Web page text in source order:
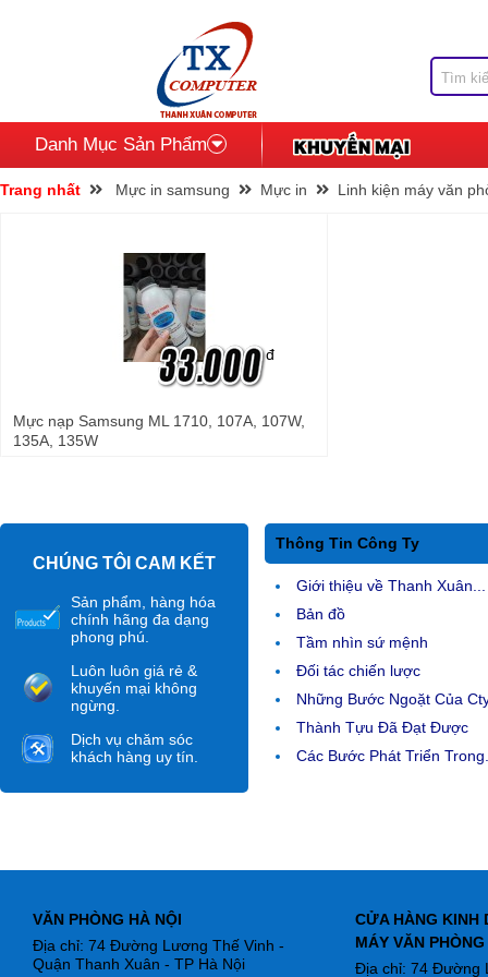
Danh Mục Sản Phẩm
Trang nhất Mực in samsung Mực in Linh kiện máy văn
đ
Mực nạp Samsung ML 1710, 107A, 107W,
135A, 135W
CHÚNG TÔI CAM KẾT
Sản phẩm, hàng hóa
chính hãng đa dạng
phong phú.
Luôn luôn giá rẻ &
khuyến mại không
ngừng.
Dịch vụ chăm sóc
khách hàng uy tín.
Thông Tin Công Ty
Giới thiệu về Thanh Xuân...
Bản đồ
Tầm nhìn sứ mệnh
Đối tác chiến lược
Những Bước Ngoặt Của
Thành Tựu Đã Đạt Được
Các Bước Phát Triển
VĂN PHÒNG HÀ NỘI
Địa chỉ: 74 Đường Lương Thế Vinh -
Quận Thanh Xuân - TP Hà Nội
CỬA HÀNG KINH
MÁY VĂN PHÒNG
Địa chỉ: 74 Đường